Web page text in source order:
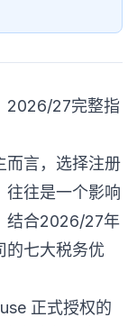
2026/27完整指
而言，选择注册
往往是一个影响
结合2026/27年
的七大税务优
正式授权的